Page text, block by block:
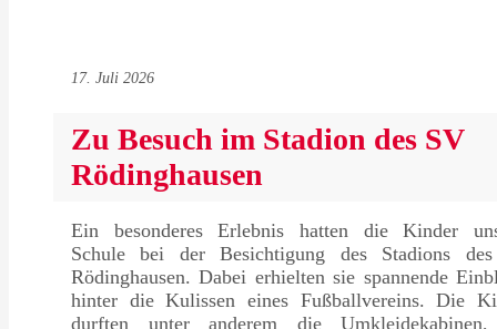
17. Juli 2026
Zu Besuch im Stadion des SV
Rödinghausen
Ein besonderes Erlebnis hatten die Kinder
Schule bei der Besichtigung des Stadions
Rödinghausen. Dabei erhielten sie spannende
hinter die Kulissen eines Fußballvereins. Die
durften unter anderem die